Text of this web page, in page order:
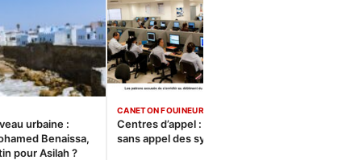
urbaine :
Benaissa,
pour Asilah ?
CANETON FOUINEUR
Centres d’appel : Le constat
sans appel des syndicats